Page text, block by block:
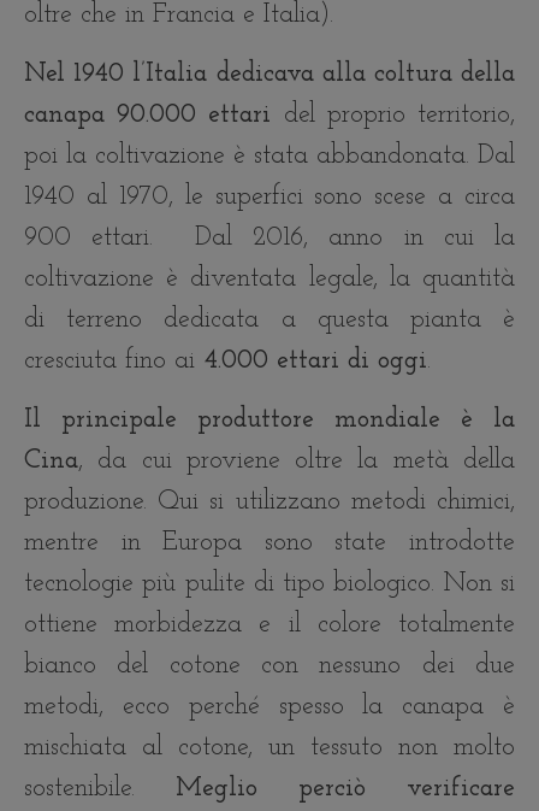
oltre che in Francia e Italia).
Nel 1940 l’Italia dedicava alla coltura della
canapa 90.000 ettari del proprio territorio,
poi la coltivazione è stata abbandonata. Dal
1940 al 1970, le superfici sono scese a circa
900 ettari. Dal 2016, anno in cui la
coltivazione è diventata legale, la quantità
di terreno dedicata a questa pianta è
cresciuta fino ai 4.000 ettari di oggi.
Il principale produttore mondiale è la
Cina, da cui proviene oltre la metà della
produzione. Qui si utilizzano metodi chimici,
mentre in Europa sono state introdotte
tecnologie più pulite di tipo biologico. Non si
ottiene morbidezza e il colore totalmente
bianco del cotone con nessuno dei due
metodi, ecco perché spesso la canapa è
mischiata al cotone, un tessuto non molto
sostenibile. Meglio perciò verificare